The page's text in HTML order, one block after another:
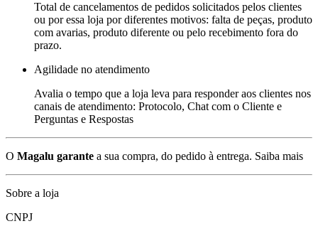
Total de cancelamentos de pedidos solicitados pelos clientes
ou por essa loja por diferentes motivos: falta de peças, produto
com avarias, produto diferente ou pelo recebimento fora do
prazo.
Agilidade no atendimento
Avalia o tempo que a loja leva para responder aos clientes nos
canais de atendimento: Protocolo, Chat com o Cliente e
Perguntas e Respostas
O Magalu garante a sua compra, do pedido à entrega. Saiba mais
Sobre a loja
CNPJ